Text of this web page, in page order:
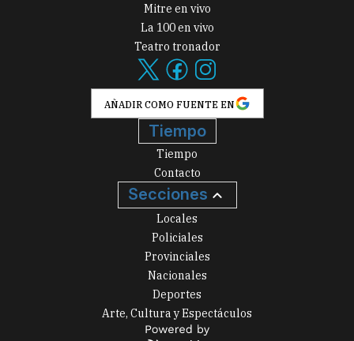
Mitre en vivo
La 100 en vivo
Teatro tronador
AÑADIR COMO FUENTE EN
Tiempo
Tiempo
Contacto
Secciones
Locales
Policiales
Provinciales
Nacionales
Deportes
Arte, Cultura y Espectáculos